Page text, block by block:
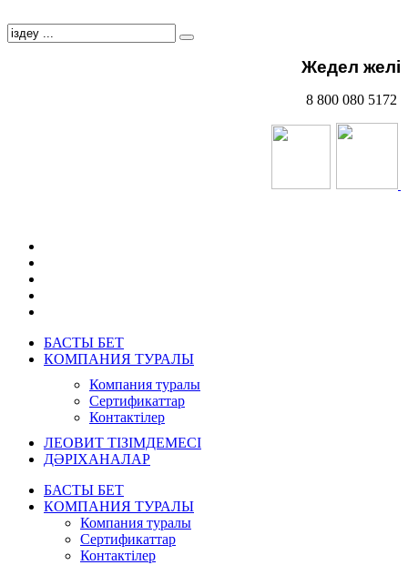
Жедел желі
8 800 080 5172
БАСТЫ БЕТ
КОМПАНИЯ ТУРАЛЫ
Компания туралы
Сертификаттар
Контактілер
ЛЕОВИТ ТІЗІМДЕМЕСІ
ДӘРІХАНАЛАР
БАСТЫ БЕТ
КОМПАНИЯ ТУРАЛЫ
Компания туралы
Сертификаттар
Контактілер